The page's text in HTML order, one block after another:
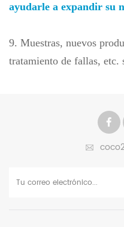
ayudarle a expandir su
9. Muestras, nuevos
tratamiento de fallas, etc.